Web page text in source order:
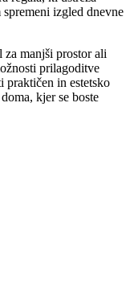
izgled dnevne
za manjši prostor ali
prilagoditve
praktičen in estetsko
kjer se boste